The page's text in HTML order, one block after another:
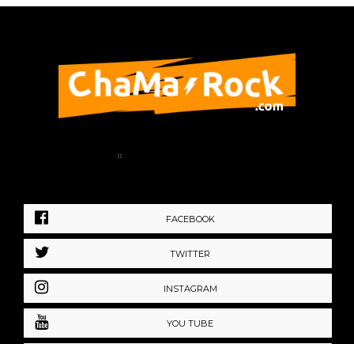
FACEBOOK
TWITTER
INSTAGRAM
YOU TUBE